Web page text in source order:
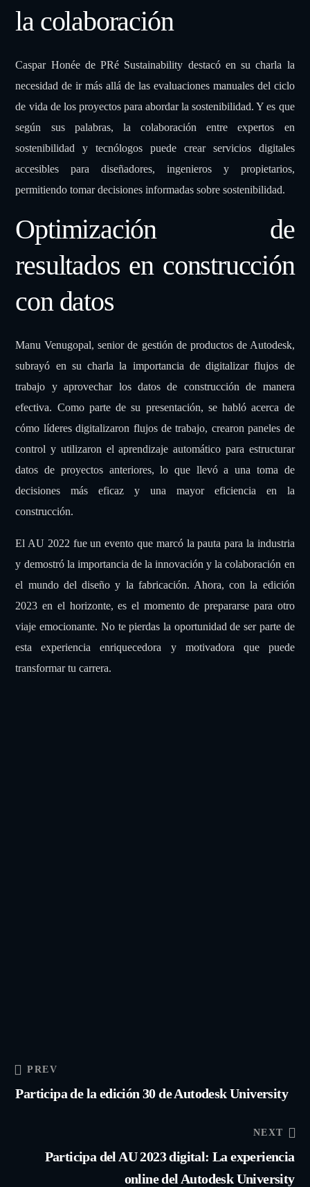
la colaboración
Caspar Honée de PRé Sustainability destacó en su charla la
necesidad de ir más allá de las evaluaciones manuales del ciclo
de vida de los proyectos para abordar la sostenibilidad. Y es que
según sus palabras, la colaboración entre expertos en
sostenibilidad y tecnólogos puede crear servicios digitales
accesibles para diseñadores, ingenieros y propietarios,
permitiendo tomar decisiones informadas sobre sostenibilidad.
Optimización de
resultados en construcción
con datos
Manu Venugopal, senior de gestión de productos de Autodesk,
subrayó en su charla la importancia de digitalizar flujos de
trabajo y aprovechar los datos de construcción de manera
efectiva. Como parte de su presentación, se habló acerca de
cómo líderes digitalizaron flujos de trabajo, crearon paneles de
control y utilizaron el aprendizaje automático para estructurar
datos de proyectos anteriores, lo que llevó a una toma de
decisiones más eficaz y una mayor eficiencia en la
construcción.
El AU 2022 fue un evento que marcó la pauta para la industria
y demostró la importancia de la innovación y la colaboración en
el mundo del diseño y la fabricación. Ahora, con la edición
2023 en el horizonte, es el momento de prepararse para otro
viaje emocionante. No te pierdas la oportunidad de ser parte de
esta experiencia enriquecedora y motivadora que puede
transformar tu carrera.
PREV
Participa de la edición 30 de Autodesk University
NEXT
Participa del AU 2023 digital: La experiencia
online del Autodesk University